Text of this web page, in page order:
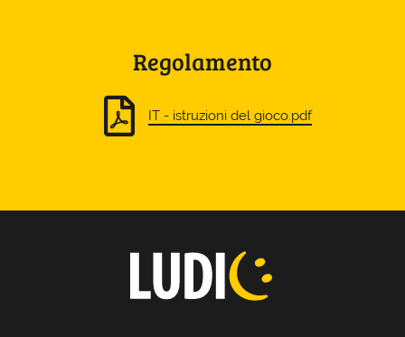
Regolamento
IT - istruzioni del gioco.pdf